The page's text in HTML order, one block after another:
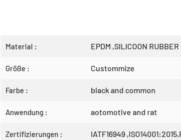
Material : EPDM ,SILICOON
Größe : Custommize
Farbe : black and common
Anwendung : aotomotive and rat
Zertifizierungen : IATF16949